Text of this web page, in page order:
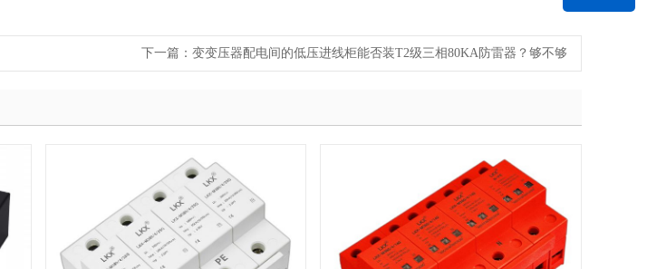
下一篇： 变变压器配电间的低压进线柜能否装T2级三相80KA防雷器？够不够